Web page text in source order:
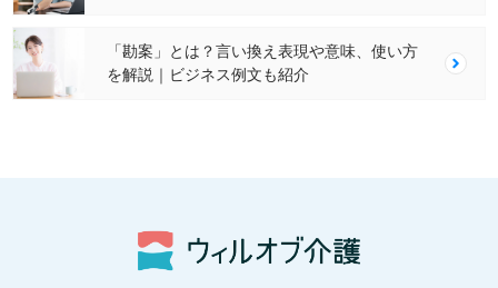
「勘案」とは？言い換え表現や意味、使い方
を解説｜ビジネス例文も紹介